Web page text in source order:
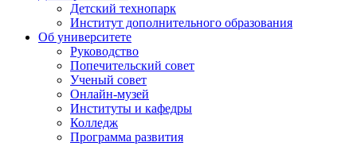
Детский технопарк
Институт дополнительного образования
Об университете
Руководство
Попечительский совет
Ученый совет
Онлайн-музей
Институты и кафедры
Колледж
Программа развития